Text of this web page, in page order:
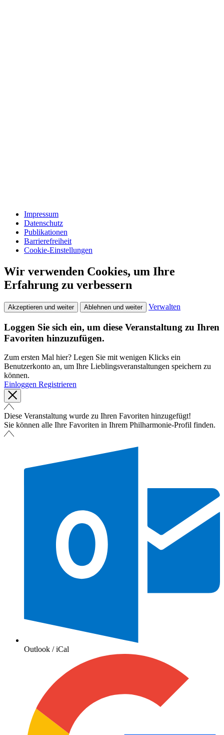
Impressum
Datenschutz
Publikationen
Barrierefreiheit
Cookie-Einstellungen
Wir verwenden Cookies, um Ihre
Erfahrung zu verbessern
Akzeptieren und weiter Ablehnen und weiter Verwalten
Loggen Sie sich ein, um diese Veranstaltung zu Ihren
Favoriten hinzuzufügen.
Zum ersten Mal hier? Legen Sie mit wenigen Klicks ein
Benutzerkonto an, um Ihre Lieblingsveranstaltungen speichern zu
können.
Einloggen Registrieren
Diese Veranstaltung wurde zu Ihren Favoriten hinzugefügt!
Sie können alle Ihre Favoriten in Ihrem Philharmonie-Profil finden.
Outlook / iCal